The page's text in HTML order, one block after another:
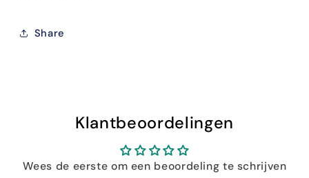
Share
Klantbeoordelingen
Wees de eerste om een beoordeling te schrijven